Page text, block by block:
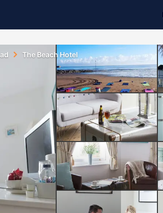
The Beach Hotel